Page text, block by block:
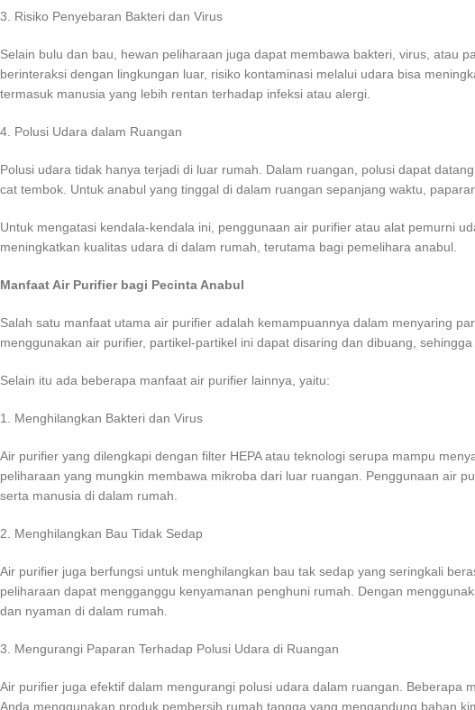
3. Risiko Penyebaran Bakteri dan Virus
Selain bulu dan bau, hewan peliharaan juga dapat membawa bakteri, virus, atau
berinteraksi dengan lingkungan luar, risiko kontaminasi melalui udara bisa
termasuk manusia yang lebih rentan terhadap infeksi atau alergi.
4. Polusi Udara dalam Ruangan
Polusi udara tidak hanya terjadi di luar rumah. Dalam ruangan, polusi dapat
cat tembok. Untuk anabul yang tinggal di dalam ruangan sepanjang waktu,
Untuk mengatasi kendala-kendala ini, penggunaan air purifier atau alat pemurni
meningkatkan kualitas udara di dalam rumah, terutama bagi pemelihara anabul.
Manfaat Air Purifier bagi Pecinta Anabul
Salah satu manfaat utama air purifier adalah kemampuannya dalam menyaring
menggunakan air purifier, partikel-partikel ini dapat disaring dan dibuang,
Selain itu ada beberapa manfaat air purifier lainnya, yaitu:
1. Menghilangkan Bakteri dan Virus
Air purifier yang dilengkapi dengan filter HEPA atau teknologi serupa mampu
peliharaan yang mungkin membawa mikroba dari luar ruangan. Penggunaan air
serta manusia di dalam rumah.
2. Menghilangkan Bau Tidak Sedap
Air purifier juga berfungsi untuk menghilangkan bau tak sedap yang seringkali
peliharaan dapat mengganggu kenyamanan penghuni rumah. Dengan
dan nyaman di dalam rumah.
3. Mengurangi Paparan Terhadap Polusi Udara di Ruangan
Air purifier juga efektif dalam mengurangi polusi udara dalam ruangan.
Anda menggunakan produk pembersih rumah tangga yang mengandung bahan